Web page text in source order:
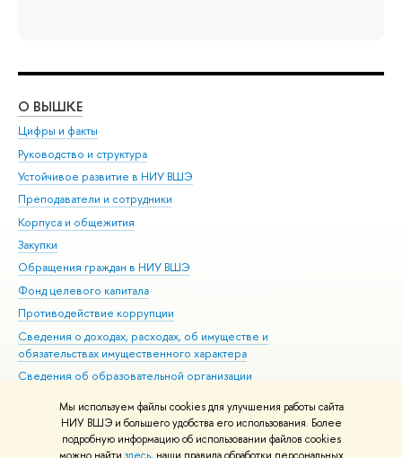
Мы используем файлы cookies для улучшения работы сайта
НИУ ВШЭ и большего удобства его использования. Более
подробную информацию об использовании файлов cookies
О ВЫШКЕ
Цифры и факты
Руководство и структура
Устойчивое развитие в НИУ ВШЭ
Преподаватели и сотрудники
Корпуса и общежития
Закупки
Обращения граждан в НИУ ВШЭ
Фонд целевого капитала
Противодействие коррупции
Сведения о доходах, расходах, об имуществе и
обязательствах имущественного характера
Сведения об образовательной организации
Людям с ограниченными возможностями здоровья
Единая платежная страница
Работа в Вышке